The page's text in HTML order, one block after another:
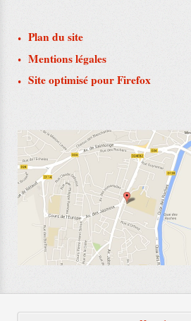
Plan du site
Mentions légales
Site optimisé pour Firefox